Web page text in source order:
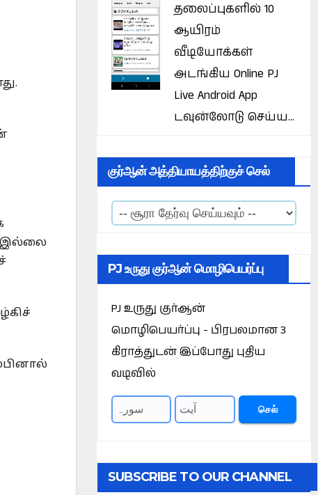
இல்லை
தலைப்புகளில் 10
ஆயிரம்
வீடியோக்கள்
அடங்கிய Online PJ
Live Android App
டவுன்லோடு செய்ய...
குர்ஆன் அத்தியாயத்திற்குச் செல்
PJ உருது குர்ஆன் மொழிபெயர்ப்பு
PJ உருது குர்ஆன்
மொழிபெயர்ப்பு - பிரபலமான 3
கிராத்துடன் இப்போது புதிய
வடிவில்
செல்
SUBSCRIBE TO OUR CHANNEL